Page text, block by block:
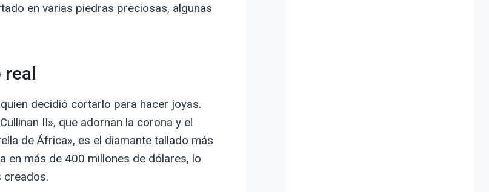
en varias piedras preciosas, algunas
decidió cortarlo para hacer joyas.
II», que adornan la corona y el
de África», es el diamante tallado más
en más de 400 millones de dólares, lo
creados.